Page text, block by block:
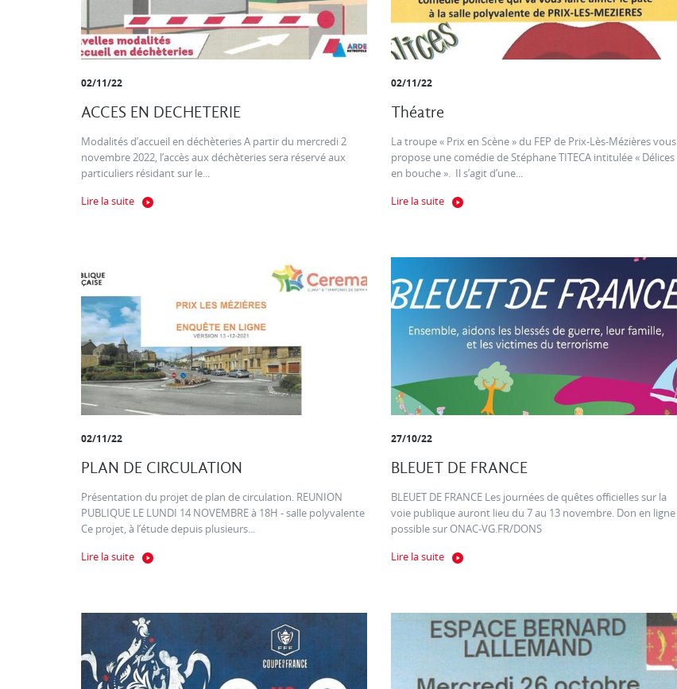
02/11/22
ACCES EN DECHETERIE
Modalités d’accueil en déchèteries A partir du mercredi 2
novembre 2022, l’accès aux déchèteries sera réservé aux
particuliers résidant sur le...
Lire la suite
02/11/22
Théatre
La troupe « Prix en Scène » du FEP de Prix-Lès-Mézières vous
propose une comédie de Stéphane TITECA intitulée « Délices
en bouche ». Il s’agit d’une...
Lire la suite
02/11/22
PLAN DE CIRCULATION
Présentation du projet de plan de circulation. REUNION
PUBLIQUE LE LUNDI 14 NOVEMBRE à 18H - salle polyvalente
Ce projet, à l’étude depuis plusieurs...
Lire la suite
27/10/22
BLEUET DE FRANCE
BLEUET DE FRANCE Les journées de quêtes officielles sur la
voie publique auront lieu du 7 au 13 novembre. Don en ligne
possible sur ONAC-VG.FR/DONS
Lire la suite